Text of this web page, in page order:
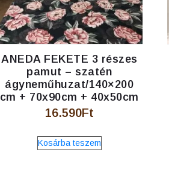
ANEDA FEKETE 3 részes
pamut – szatén
ágyneműhuzat/140×200
cm + 70x90cm + 40x50cm
16.590Ft
Kosárba teszem